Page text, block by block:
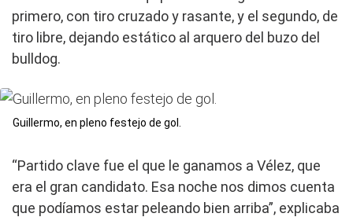
primero, con tiro cruzado y rasante, y el segundo, de
tiro libre, dejando estático al arquero del buzo del
bulldog.
Guillermo, en pleno festejo de gol.
“Partido clave fue el que le ganamos a Vélez, que
era el gran candidato. Esa noche nos dimos cuenta
que podíamos estar peleando bien arriba”, explicaba